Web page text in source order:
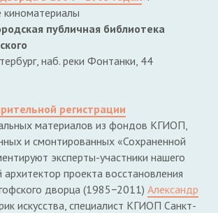
публичная библиотека
наб. реки Фонтанки, 44
регистрации
материалов из фондов КГИОП,
и смонтированных «Сохраненной
эксперты-участники нашего
архитектор проекта восстановления
дворца (1985−2011) Александр
искусства, специалист КГИОП Санкт-